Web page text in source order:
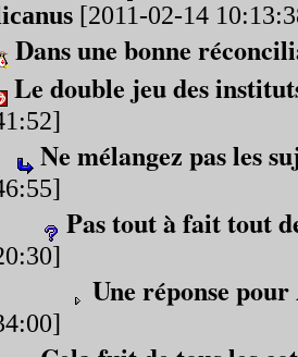
[2011-02-14
Dans une bonne
Le double jeu des
Ne mélangez pas les
Pas tout à fait tout
Une réponse